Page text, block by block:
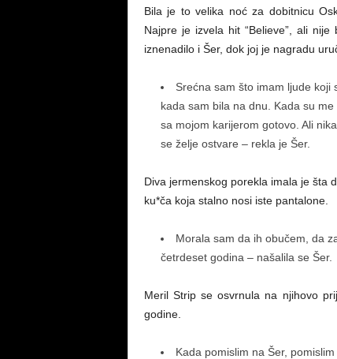
Bila je to velika noć za dobitnicu
Najpre je izvela hit “Believe”, ali
iznenadilo i Šer, dok joj je nagradu
Srećna sam što imam ljude koji
kada sam bila na dnu. Kada su
sa mojom karijerom gotovo. Ali
se želje ostvare – rekla je Šer.
Diva jermenskog porekla imala je šta
ku*ča koja stalno nosi iste pantalone.
Morala sam da ih obučem, da
četrdeset godina – našalila se Šer.
Meril Strip se osvrnula na njihovo
godine.
Kada pomislim na Šer,